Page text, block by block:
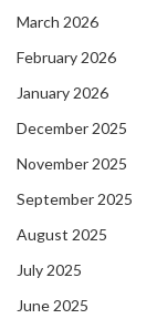
March 2026
February 2026
January 2026
December 2025
November 2025
September 2025
August 2025
July 2025
June 2025